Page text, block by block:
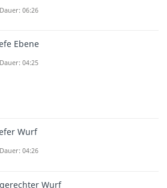
06:26
Ebene
04:25
Wurf
04:26
Wurf